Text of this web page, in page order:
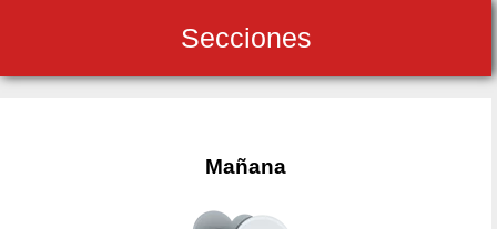
Secciones
Mañana